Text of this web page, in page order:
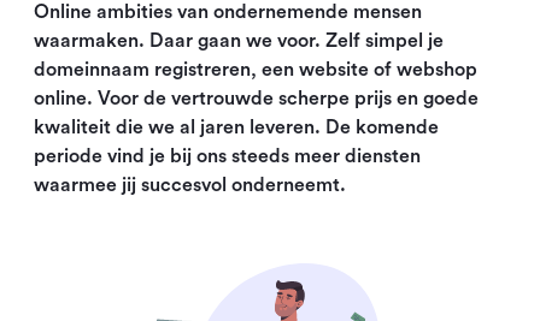
Online ambities van ondernemende mensen
waarmaken. Daar gaan we voor. Zelf simpel je
domeinnaam registreren, een website of webshop
online. Voor de vertrouwde scherpe prijs en goede
kwaliteit die we al jaren leveren. De komende
periode vind je bij ons steeds meer diensten
waarmee jij succesvol onderneemt.